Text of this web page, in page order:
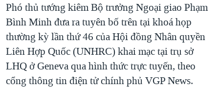
Phó thủ tướng kiêm Bộ trưởng Ngoại giao Phạm
Bình Minh đưa ra tuyên bố trên tại khoá họp
thường kỳ lần thứ 46 của Hội đồng Nhân quyền
Liên Hợp Quốc (UNHRC) khai mạc tại trụ sở
LHQ ở Geneva qua hình thức trực tuyến, theo
cổng thông tin điện tử chính phủ VGP News.